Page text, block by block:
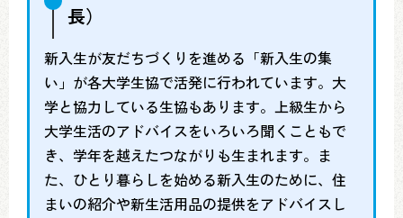
長）
新入生が友だちづくりを進める「新入生の集
い」が各大学生協で活発に行われています。大
学と協力している生協もあります。上級生から
大学生活のアドバイスをいろいろ聞くこともで
き、学年を越えたつながりも生まれます。ま
た、ひとり暮らしを始める新入生のために、住
まいの紹介や新生活用品の提供をアドバイスし